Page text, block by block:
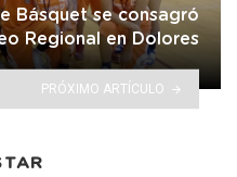
Básquet se consagró
Regional en Dolores
PRÓXIMO ARTÍCULO